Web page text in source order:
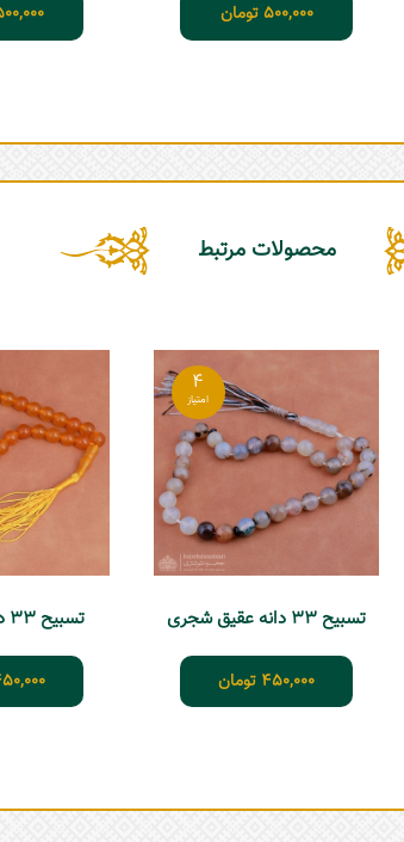
500,000تومان
محصولات مرتبط
4
تسبیح 33 دانه عقیق شجری
450,000 تومان
تسبیح 33 دانه عقیق زرد